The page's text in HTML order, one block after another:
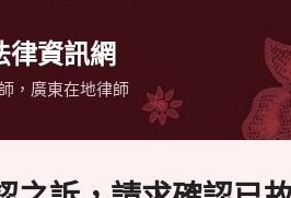
律資訊網
，廣東在地律師